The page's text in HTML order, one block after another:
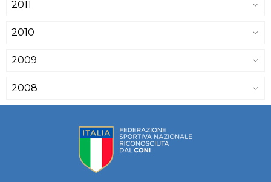
2011
2010
2009
2008